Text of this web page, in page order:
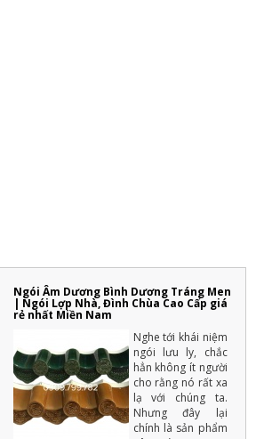
Một ngôi nhà là mơ ước
của rất nhiều người, với
quan trọng của cả một đời
người.
Những điều cần biết khi xây
nhà mới mà gia chủ cần phải
nắm rõ
Xây nhà là việc trong đại
Ngói Âm Dương Bình Dương Tráng Men
| Ngói Lợp Nhà, Đình Chùa Cao Cấp giá
rẻ nhất Miền Nam
Nghe tới khái niệm
ngói lưu ly, chắc
hẳn không ít người
cho rằng nó rất xa
lạ với chúng ta.
Nhưng đây lại
chính là sản phẩm